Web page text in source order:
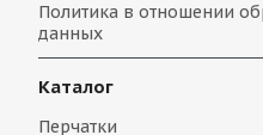
Политика в отношении
данных
Каталог
Перчатки